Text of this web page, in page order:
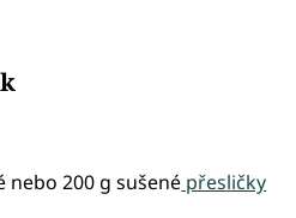
nebo 200 g sušené přesličky